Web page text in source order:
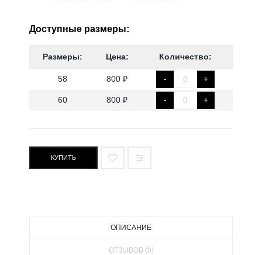
Доступные размеры:
Размеры: Цена: Количество:
58 800 ₽ - +
60 800 ₽ - +
КУПИТЬ
ОПИСАНИЕ
ОТЗЫВОВ (0)